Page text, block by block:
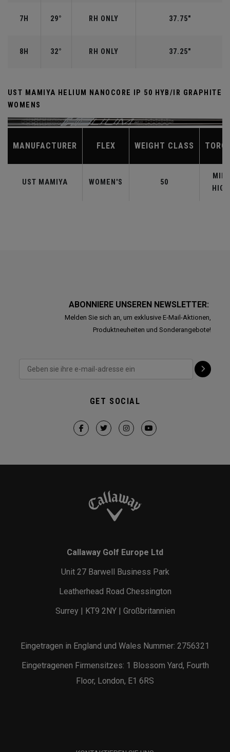
7H 29° RH ONLY 37.75"
8H 32° RH ONLY 37.25"
UST MAMIYA HELIUM NANOCORE IP 50 HYB/IR GRAPHITE
WOMENS
MANUFACTURER FLEX WEIGHT CLASS
UST MAMIYA WOMEN'S 50
MID-
HIGH
ABONNIERE UNSEREN NEWSLETTER:
Melden Sie sich an, um exklusive E-Mail-Aktionen,
Produktneuheiten und Sonderangebote!
GET SOCIAL
Callaway Golf Europe Ltd
Unit 27 Barwell Business Park
Leatherhead Road Chessington
Surrey | KT9 2NY | Großbritannien
Eingetragen in England und Wales Nummer: 2756321
Eingetragenen Firmensitzes: 1 Blossom Yard, Fourth
Floor, London, E1 6RS